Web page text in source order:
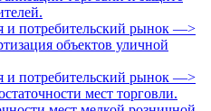
и потребительский рынок —>
объектов уличной
и потребительский рынок —>
мест торговли.